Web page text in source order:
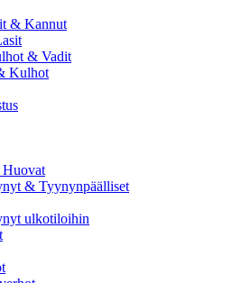
& Kannut
& Vadit
Kulhot
& Tyynynpäälliset
ulkotiloihin